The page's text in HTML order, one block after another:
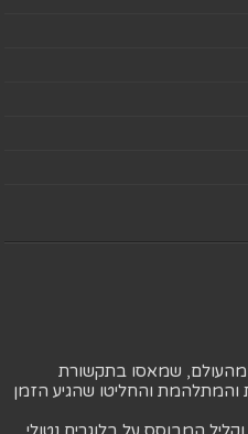
שמאסו בתקשורת
והחליטו שהגיע הזמן